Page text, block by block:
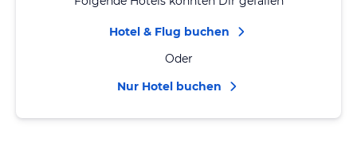
Hotel & Flug buchen
Oder
Nur Hotel buchen